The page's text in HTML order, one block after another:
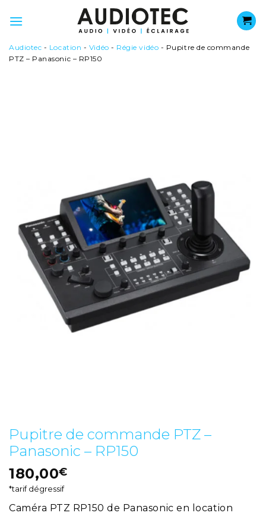
au
Audiotec - Location - Vidéo - Régie vidéo - Pupitre de commande
PTZ – Panasonic – RP150
Pupitre de commande PTZ –
Panasonic – RP150
180,00€
*tarif dégressif
Caméra PTZ RP150 de Panasonic en location